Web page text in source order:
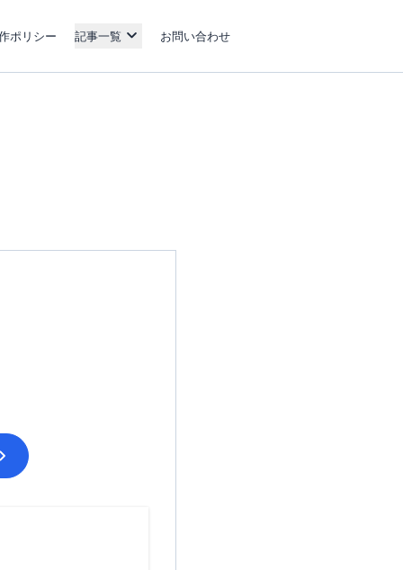
ポリシー 記事一覧 お問い合わせ